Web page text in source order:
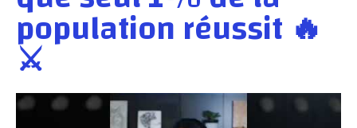
population réussit 🔥
⚔️